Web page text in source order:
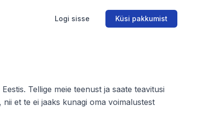
Logi sisse Küsi pakkumist
Tellige meie teenust ja saate teavitusi
et te ei jaaks kunagi oma voimalustest